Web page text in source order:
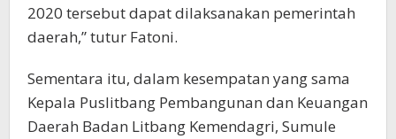
2020 tersebut dapat dilaksanakan pemerintah
daerah,” tutur Fatoni.
Sementara itu, dalam kesempatan yang sama
Kepala Puslitbang Pembangunan dan Keuangan
Daerah Badan Litbang Kemendagri, Sumule